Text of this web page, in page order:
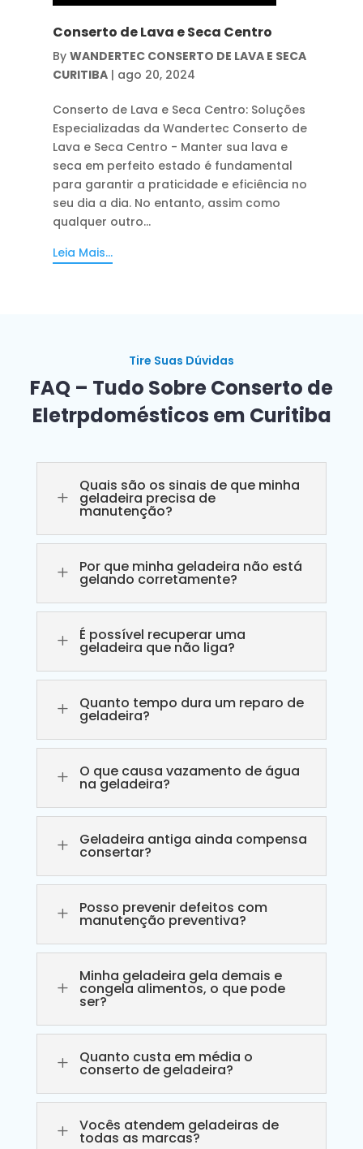
Conserto de Lava e Seca Centro
By WANDERTEC CONSERTO DE LAVA E SECA
CURITIBA| ago 20, 2024
Conserto de Lava e Seca Centro: Soluções
Especializadas da Wandertec Conserto de
Lava e Seca Centro - Manter sua lava e
seca em perfeito estado é fundamental
para garantir a praticidade e eficiência no
seu dia a dia. No entanto, assim como
qualquer outro...
Leia Mais...
Tire Suas Dúvidas
FAQ – Tudo Sobre Conserto de
Eletrpdomésticos em Curitiba
L
Quais são os sinais de que minha
geladeira precisa de
manutenção?
L Por que minha geladeira não está
gelando corretamente?
L É possível recuperar uma
geladeira que não liga?
L Quanto tempo dura um reparo de
geladeira?
L O que causa vazamento de água
na geladeira?
L Geladeira antiga ainda compensa
consertar?
L Posso prevenir defeitos com
manutenção preventiva?
L
Minha geladeira gela demais e
congela alimentos, o que pode
ser?
L Quanto custa em média o
conserto de geladeira?
L Vocês atendem geladeiras de
todas as marcas?